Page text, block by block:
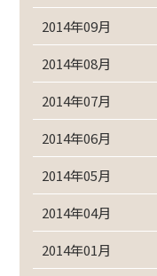
2014年09月
2014年08月
2014年07月
2014年06月
2014年05月
2014年04月
2014年01月